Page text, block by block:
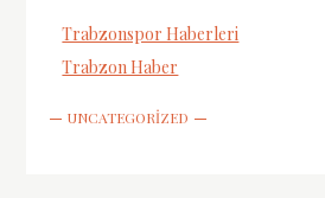
Trabzonspor Haberleri
Trabzon Haber
UNCATEGORIZED